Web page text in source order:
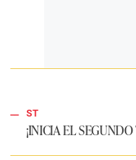
ST
¡INICIA EL